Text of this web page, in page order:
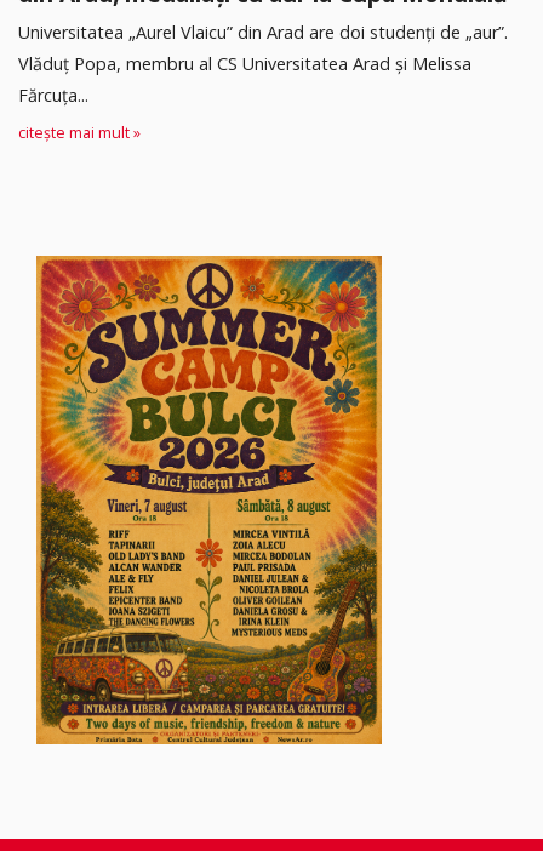
Universitatea „Aurel Vlaicu” din Arad are doi studenți de „aur”.
Vlăduț Popa, membru al CS Universitatea Arad și Melissa
Fărcuța...
citește mai mult »